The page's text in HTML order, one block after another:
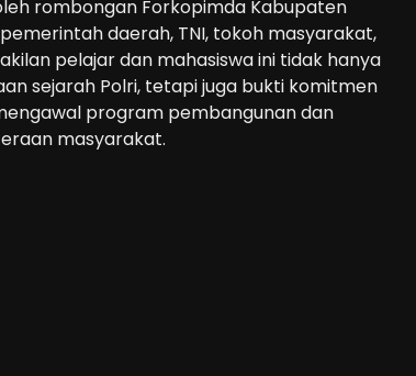
rombongan Forkopimda Kabupaten
daerah, TNI, tokoh masyarakat,
pelajar dan mahasiswa ini tidak hanya
sejarah Polri, tetapi juga bukti komitmen
program pembangunan dan
masyarakat.